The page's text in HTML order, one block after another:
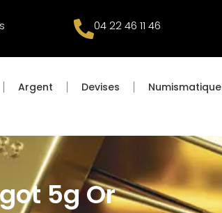
04 22 46 11 46
Argent Devises Numismatique
5g Or